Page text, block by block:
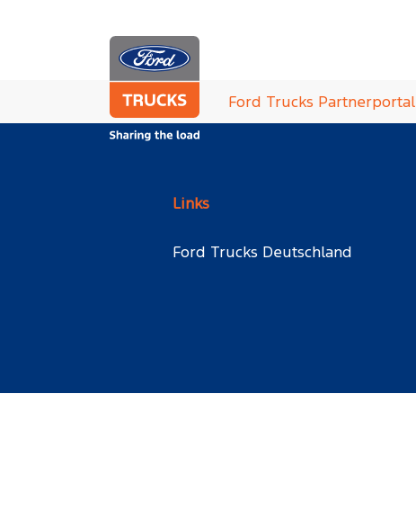
Zum Hauptinhalt springen
Sie sind hier:
Ford Trucks Partnerportal
Links
Ford Trucks Deutschland